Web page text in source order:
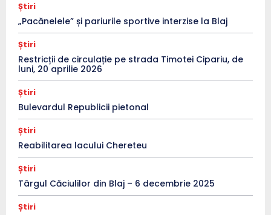
Știri
„Pacănelele” și pariurile sportive interzise la Blaj
Știri
Restricții de circulație pe strada Timotei Cipariu, de
luni, 20 aprilie 2026
Știri
Bulevardul Republicii pietonal
Știri
Reabilitarea lacului Chereteu
Știri
Târgul Căciulilor din Blaj – 6 decembrie 2025
Știri